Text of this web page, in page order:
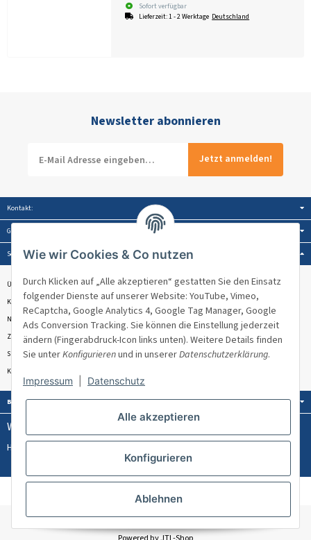
Sofort verfügbar
Lieferzeit:1 - 2 Werktage Deutschland
Newsletter abonnieren
Jetzt anmelden!
Kontakt:
Gesetzliche Informationen:
Service:
Über Venandi
Kontakt & Beratung
Newsletter
Zahlungsmöglichkeiten
Sitemap
Kundenbewertungen ★★★★★
Bezahlung:
Wissen & Ratgeber:
Hülsenlose Stretchfolie
Welches Umreifungsband für welches Palettengewicht?
* Alle Preise zzgl. gesetzlicher USt., zzgl.Versand
Wie wir Cookies & Co nutzen
Durch Klicken auf „Alle akzeptieren“ gestatten Sie den Einsatz
folgender Dienste auf unserer Website: YouTube, Vimeo,
ReCaptcha, Google Analytics 4, Google Tag Manager, Google
Ads Conversion Tracking. Sie können die Einstellung jederzeit
ändern (Fingerabdruck-Icon links unten). Weitere Details finden
Sie unterKonfigurierenund in unsererDatenschutzerklärung.
Impressum Datenschutz
Alle akzeptieren
Konfigurieren
Ablehnen